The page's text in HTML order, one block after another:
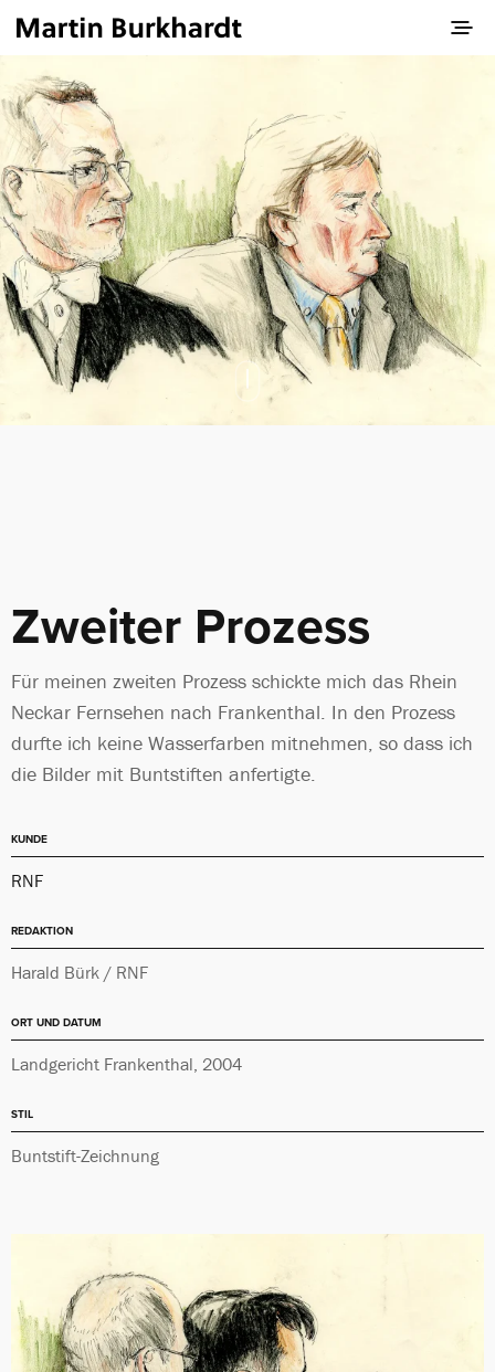
Zweiter Prozess
Für meinen zweiten Prozess schickte mich das Rhein
Neckar Fernsehen nach Frankenthal. In den Prozess
durfte ich keine Wasserfarben mitnehmen, so dass ich
die Bilder mit Buntstiften anfertigte.
KUNDE
RNF
REDAKTION
Harald Bürk / RNF
ORT UND DATUM
Landgericht Frankenthal, 2004
STIL
Buntstift-Zeichnung